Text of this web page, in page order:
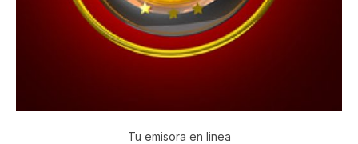
Tu emisora en linea